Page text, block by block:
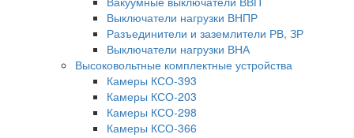
Выключатели нагрузки ВНПР
Разъединители и заземлители РВ, ЗР
Выключатели нагрузки ВНА
Высоковольтные комплектные устройства
Камеры КСО-393
Камеры КСО-203
Камеры КСО-298
Камеры КСО-366